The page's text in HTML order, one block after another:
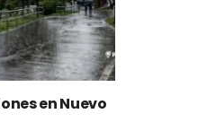
en Nuevo